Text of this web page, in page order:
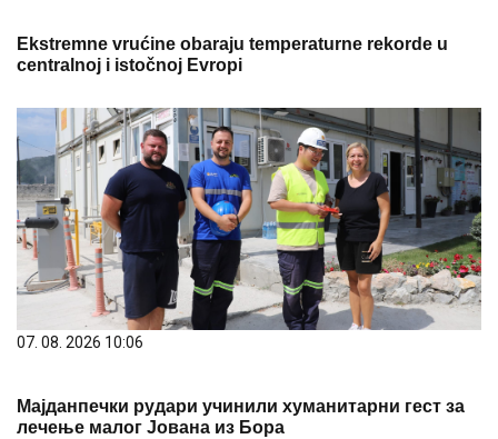
Ekstremne vrućine obaraju temperaturne rekorde u
centralnoj i istočnoj Evropi
07. 08. 2026 10:06
Мајданпечки рудари учинили хуманитарни гест за
лечење малог Јована из Бора